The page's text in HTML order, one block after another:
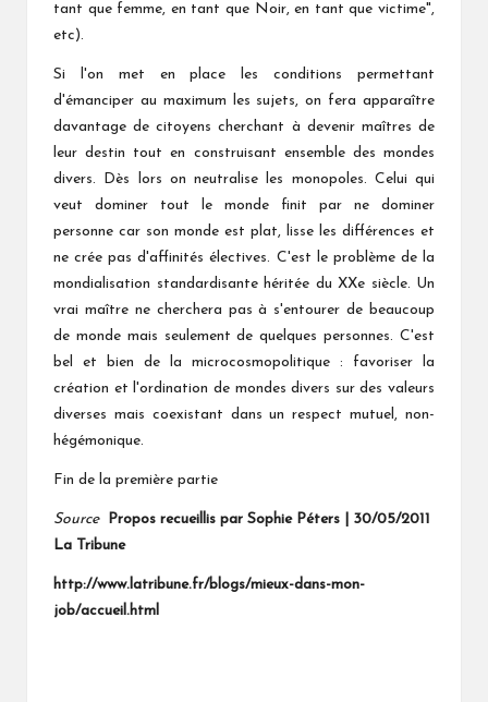
tant que femme, en tant que Noir, en tant que victime",
etc).
Si l'on met en place les conditions permettant
d'émanciper au maximum les sujets, on fera apparaître
davantage de citoyens cherchant à devenir maîtres de
leur destin tout en construisant ensemble des mondes
divers. Dès lors on neutralise les monopoles. Celui qui
veut dominer tout le monde finit par ne dominer
personne car son monde est plat, lisse les différences et
ne crée pas d'affinités électives. C'est le problème de la
mondialisation standardisante héritée du XXe siècle. Un
vrai maître ne cherchera pas à s'entourer de beaucoup
de monde mais seulement de quelques personnes. C'est
bel et bien de la microcosmopolitique : favoriser la
création et l'ordination de mondes divers sur des valeurs
diverses mais coexistant dans un respect mutuel, non-
hégémonique.
Fin de la première partie
Source Propos recueillis par Sophie Péters | 30/05/2011
La Tribune
http://www.latribune.fr/blogs/mieux-dans-mon-
job/accueil.html